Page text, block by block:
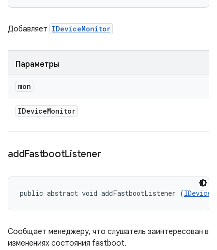
Добавляет IDeviceMonitor
Параметры
mon
IDeviceMonitor
addFastbootListener
public abstract void addFastbootListener (
Сообщает менеджеру, что слушатель заинтересован в
изменениях состояния fastboot.